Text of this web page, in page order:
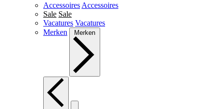
Accessoires Accessoires
Sale Sale
Vacatures Vacatures
Merken
Merken